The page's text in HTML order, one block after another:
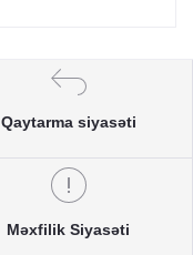
Qaytarma siyasəti
Məxfilik Siyasəti